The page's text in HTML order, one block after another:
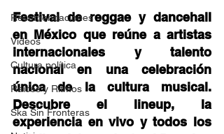
Recomendaciones
Videos
Cultura política
Raíces y Ritmos
Ska Sin Fronteras
Festival de reggae y dancehall
en México que reúne a artistas
internacionales y talento
nacional en una celebración
única de la cultura musical.
Descubre el lineup, la
experiencia en vivo y todos los